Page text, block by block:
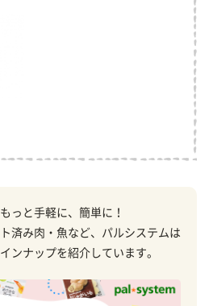
っと手軽に、簡単に！
済み肉・魚など、パルシステムは
ンナップを紹介しています。